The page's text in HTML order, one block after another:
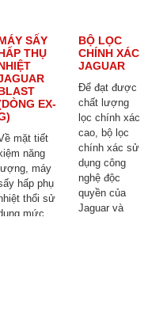
SẤY
THỤ
EX-
mặt tiết
kiệm năng
lượng, máy
hấp phụ
thổi sử
mức
BỘ LỌC
CHÍNH XÁC
JAGUAR
Để đạt được
chất lượng
lọc chính xác
cao, bộ lọc
chính xác sử
dụng công
nghệ độc
quyền của
Jaguar và